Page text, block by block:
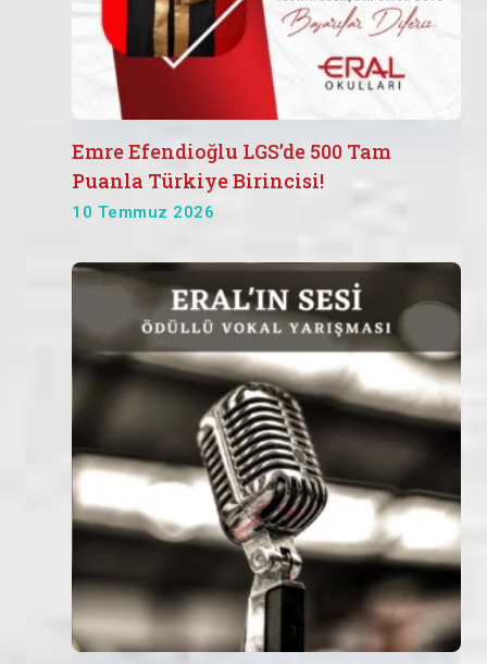
Emre Efendioğlu LGS’de 500 Tam
Puanla Türkiye Birincisi!
10 Temmuz 2026